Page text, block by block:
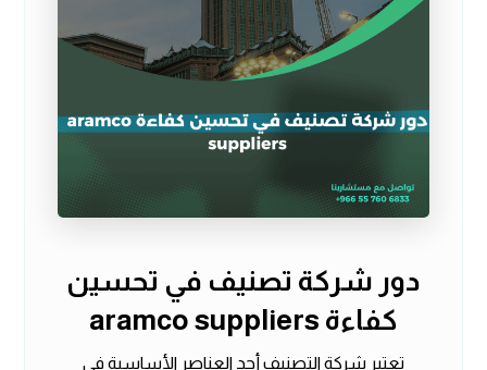
دور شركة تصنيف في تحسين
كفاءة aramco suppliers
تعتبر شركة التصنيف أحد العناصر الأساسية في